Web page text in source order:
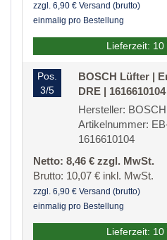
zzgl. 6,90 € Versand (brutto)
einmalig pro Bestellung
Lieferzeit: 10
Pos.
3/5
BOSCH Lüfter |
DRE | 1616610104
Hersteller: BOSCH
Artikelnummer:
1616610104
Netto: 8,46 € zzgl. MwSt.
Brutto: 10,07 € inkl. MwSt.
zzgl. 6,90 € Versand (brutto)
einmalig pro Bestellung
Lieferzeit: 10